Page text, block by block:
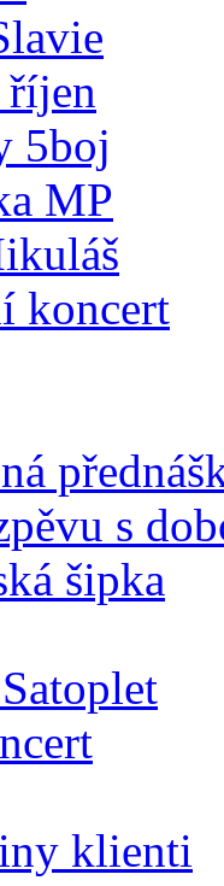
5boj
MP
koncert
s
šipka
klienti